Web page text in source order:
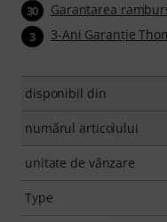
30 Garantarea
3 3-Ani Garanţie
disponibil din
numărul articolului
unitate de vânzare
Type